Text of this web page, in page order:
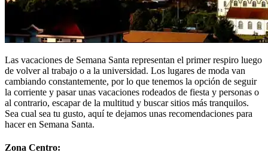
Las vacaciones de Semana Santa representan el primer respiro luego
de volver al trabajo o a la universidad. Los lugares de moda van
cambiando constantemente, por lo que tenemos la opción de seguir
la corriente y pasar unas vacaciones rodeados de fiesta y personas o
al contrario, escapar de la multitud y buscar sitios más tranquilos.
Sea cual sea tu gusto, aquí te dejamos unas recomendaciones para
hacer en Semana Santa.
Zona Centro: